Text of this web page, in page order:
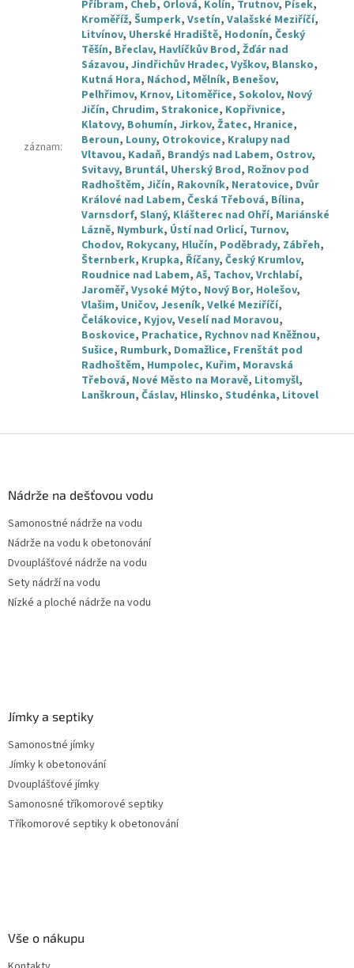
záznam:
Příbram, Cheb, Orlová, Kolín, Trutnov, Písek,
Kroměříž, Šumperk, Vsetín, Valašské Meziříčí,
Litvínov, Uherské Hradiště, Hodonín, Český
Těšín, Břeclav, Havlíčkův Brod, Žďár nad
Sázavou, Jindřichův Hradec, Vyškov, Blansko,
Kutná Hora, Náchod, Mělník, Benešov,
Pelhřimov, Krnov, Litoměřice, Sokolov, Nový
Jičín, Chrudim, Strakonice, Kopřivnice,
Klatovy, Bohumín, Jirkov, Žatec, Hranice,
Beroun, Louny, Otrokovice, Kralupy nad
Vltavou, Kadaň, Brandýs nad Labem, Ostrov,
Svitavy, Bruntál, Uherský Brod, Rožnov pod
Radhoštěm, Jičín, Rakovník, Neratovice, Dvůr
Králové nad Labem, Česká Třebová, Bílina,
Varnsdorf, Slaný, Klášterec nad Ohří, Mariánské
Lázně, Nymburk, Ústí nad Orlicí, Turnov,
Chodov, Rokycany, Hlučín, Poděbrady, Zábřeh,
Šternberk, Krupka, Říčany, Český Krumlov,
Roudnice nad Labem, Aš, Tachov, Vrchlabí,
Jaroměř, Vysoké Mýto, Nový Bor, Holešov,
Vlašim, Uničov, Jeseník, Velké Meziříčí,
Čelákovice, Kyjov, Veselí nad Moravou,
Boskovice, Prachatice, Rychnov nad Kněžnou,
Sušice, Rumburk, Domažlice, Frenštát pod
Radhoštěm, Humpolec, Kuřim, Moravská
Třebová, Nové Město na Moravě, Litomyšl,
Lanškroun, Čáslav, Hlinsko, Studénka, Litovel
Nádrže na dešťovou vodu
Samonostné nádrže na vodu
Nádrže na vodu k obetonování
Dvouplášťové nádrže na vodu
Sety nádrží na vodu
Nízké a ploché nádrže na vodu
Jímky a septiky
Samonostné jímky
Jímky k obetonování
Dvouplášťové jímky
Samonosné tříkomorové septiky
Tříkomorové septiky k obetonování
Vše o nákupu